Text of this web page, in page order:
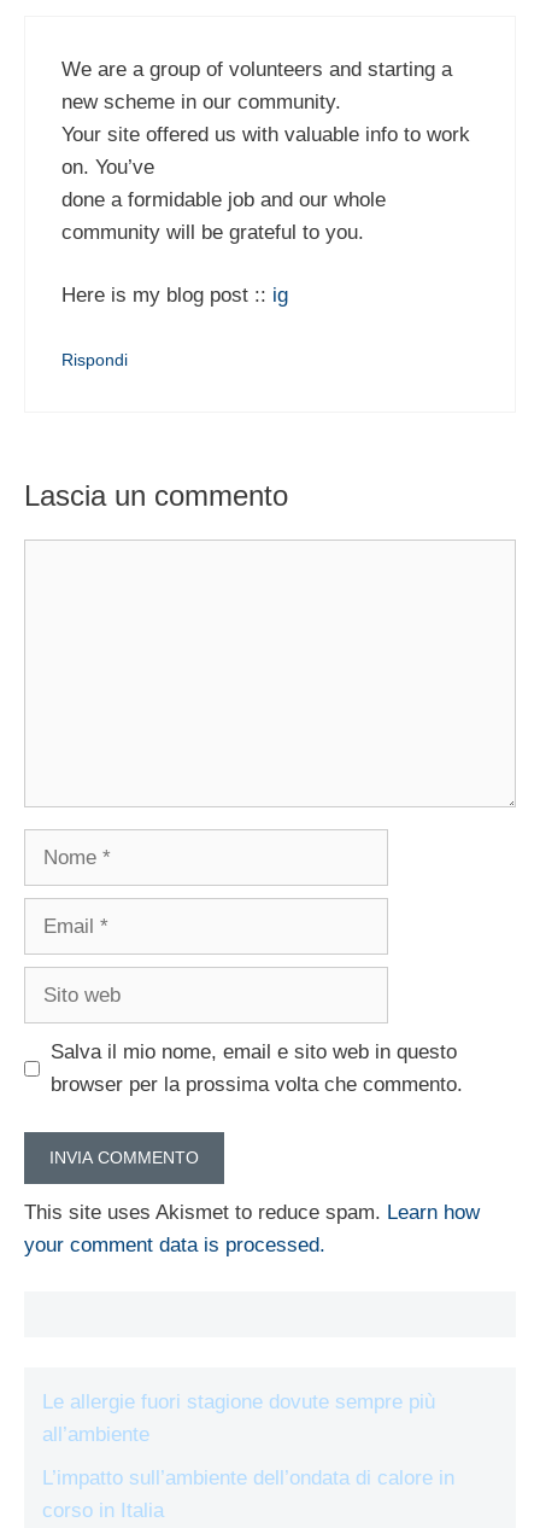
We are a group of volunteers and starting a
new scheme in our community.
Your site offered us with valuable info to work
on. You’ve
done a formidable job and our whole
community will be grateful to you.
Here is my blog post :: ig
Rispondi
Lascia un commento
Nome
Email
Sito
Salva il mio nome, email e sito web in questo
browser per la prossima volta che commento.
This site uses Akismet to reduce spam. Learn how
your comment data is processed.
Le allergie fuori stagione dovute sempre più
all’ambiente
L’impatto sull’ambiente dell’ondata di calore in
corso in Italia